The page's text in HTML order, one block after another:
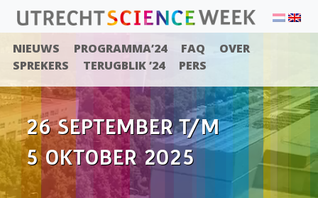
NIEUWS PROGRAMMA’24 FAQ
OVER
SPREKERS
TERUGBLIK ’24 PERS
26 SEPTEMBER T/M
5 OKTOBER 2025